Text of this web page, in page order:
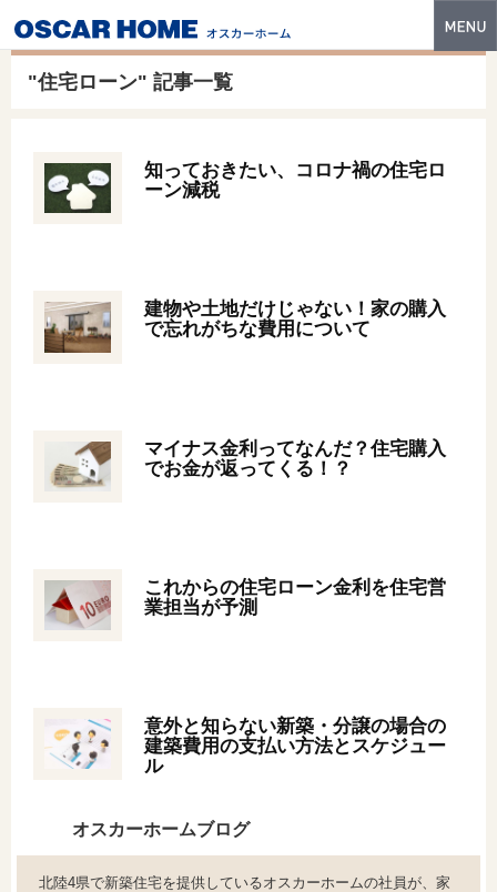
イベント・モデルハウス
建築実例
フォトギャラリー
スマートセレクト
土地情報
"住宅ローン" 記事一覧
知っておきたい、コロナ禍の住宅ロ
ーン減税
建物や土地だけじゃない！家の購入
で忘れがちな費用について
マイナス金利ってなんだ？住宅購入
でお金が返ってくる！？
これからの住宅ローン金利を住宅営
業担当が予測
意外と知らない新築・分譲の場合の
建築費用の支払い方法とスケジュー
ル
オスカーホームブログ
北陸4県で新築住宅を提供しているオスカーホームの社員が、家